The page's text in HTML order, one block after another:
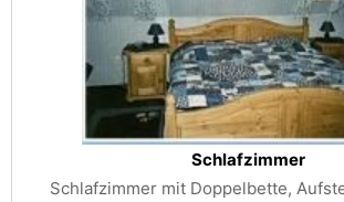
Schlafzimmer
Schlafzimmer mit Doppelbette,